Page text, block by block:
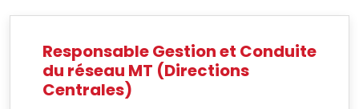
Responsable Gestion et Conduite
du réseau MT (Directions
Centrales)